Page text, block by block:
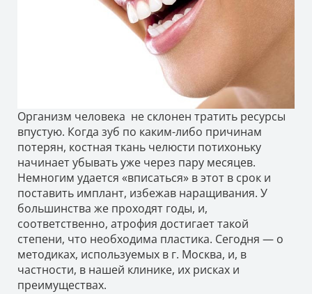
Организм человека не склонен тратить ресурсы
впустую. Когда зуб по каким-либо причинам
потерян, костная ткань челюсти потихоньку
начинает убывать уже через пару месяцев.
Немногим удается «вписаться» в этот в срок и
поставить имплант, избежав наращивания. У
большинства же проходят годы, и,
соответственно, атрофия достигает такой
степени, что необходима пластика. Сегодня — о
методиках, используемых в г. Москва, и, в
частности, в нашей клинике, их рисках и
преимуществах.